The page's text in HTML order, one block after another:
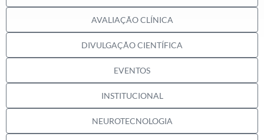
AVALIAÇÃO CLÍNICA
DIVULGAÇÃO CIENTÍFICA
EVENTOS
INSTITUCIONAL
NEUROTECNOLOGIA